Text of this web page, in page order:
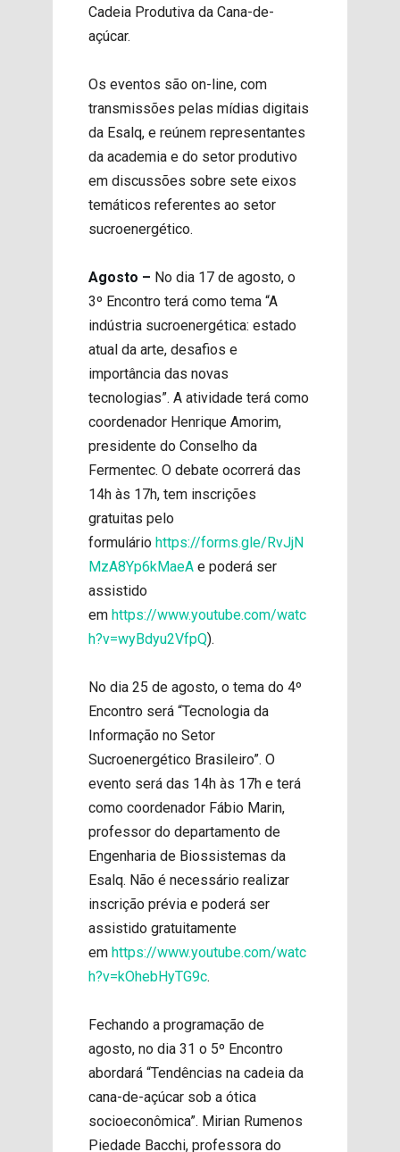
Cadeia Produtiva da Cana-de-
açúcar.
Os eventos são on-line, com
transmissões pelas mídias digitais
da Esalq, e reúnem representantes
da academia e do setor produtivo
em discussões sobre sete eixos
temáticos referentes ao setor
sucroenergético.
Agosto – No dia 17 de agosto, o
3º Encontro terá como tema “A
indústria sucroenergética: estado
atual da arte, desafios e
importância das novas
tecnologias”. A atividade terá como
coordenador Henrique Amorim,
presidente do Conselho da
Fermentec. O debate ocorrerá das
14h às 17h, tem inscrições
gratuitas pelo
formulário https://forms.gle/RvJjN
MzA8Yp6kMaeA e poderá ser
assistido
em https://www.youtube.com/watc
h?v=wyBdyu2VfpQ).
No dia 25 de agosto, o tema do 4º
Encontro será “Tecnologia da
Informação no Setor
Sucroenergético Brasileiro”. O
evento será das 14h às 17h e terá
como coordenador Fábio Marin,
professor do departamento de
Engenharia de Biossistemas da
Esalq. Não é necessário realizar
inscrição prévia e poderá ser
assistido gratuitamente
em https://www.youtube.com/watc
h?v=kOhebHyTG9c.
Fechando a programação de
agosto, no dia 31 o 5º Encontro
abordará “Tendências na cadeia da
cana-de-açúcar sob a ótica
socioeconômica”. Mirian Rumenos
Piedade Bacchi, professora do